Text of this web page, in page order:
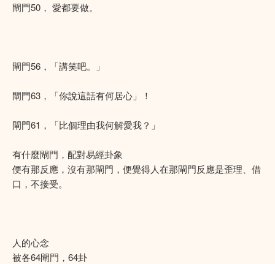
閘門50， 愛都要做。
閘門56，「講笑吧。」
閘門63，「你說這話有何居心」！
閘門61，「比個理由我何解愛我？」
有什麼閘門，配對易經卦象
便有那反應，沒有那閘門，便覺得人在那閘門反應是歪理、借
口，不接受。
人的心念
被各64閘門，64卦